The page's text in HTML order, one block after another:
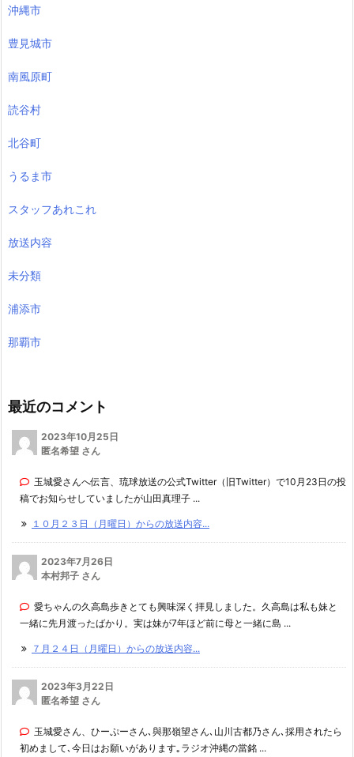
沖縄市
豊見城市
南風原町
読谷村
北谷町
うるま市
スタッフあれこれ
放送内容
未分類
浦添市
那覇市
最近のコメント
2023年10月25日
匿名希望 さん
玉城愛さんへ伝言、琉球放送の公式Twitter（旧Twitter）で10月23日の投
稿でお知らせしていましたが山田真理子 ...
１０月２３日（月曜日）からの放送内容...
2023年7月26日
本村邦子 さん
愛ちゃんの久高島歩きとても興味深く拝見しました。久高島は私も妹と
一緒に先月渡ったばかり。実は妹が7年ほど前に母と一緒に島 ...
７月２４日（月曜日）からの放送内容...
2023年3月22日
匿名希望 さん
玉城愛さん、ひーぷーさん､與那嶺望さん､山川古都乃さん､採用されたら
初めまして､今日はお願いがあります｡ラジオ沖縄の當銘 ...